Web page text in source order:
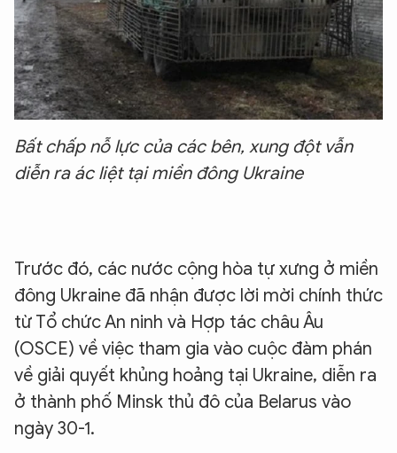
Bất chấp nỗ lực của các bên, xung đột vẫn
diễn ra ác liệt tại miền đông Ukraine
Trước đó, các nước cộng hòa tự xưng ở miền
đông Ukraine đã nhận được lời mời chính thức
từ Tổ chức An ninh và Hợp tác châu Âu
(OSCE) về việc tham gia vào cuộc đàm phán
về giải quyết khủng hoảng tại Ukraine, diễn ra
ở thành phố Minsk thủ đô của Belarus vào
ngày 30-1.